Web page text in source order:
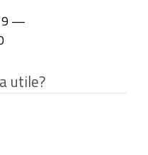
—
utile?